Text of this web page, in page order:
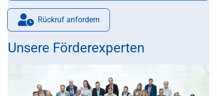
Rückruf anfordern
Unsere Förderexperten